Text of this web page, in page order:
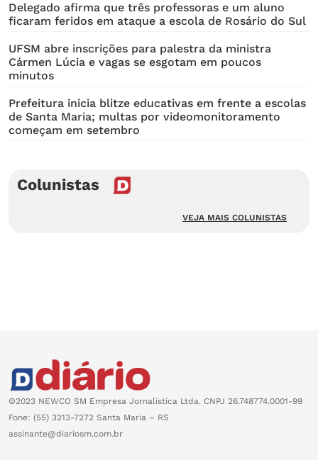
Delegado afirma que três professoras e um aluno
ficaram feridos em ataque a escola de Rosário do Sul
UFSM abre inscrições para palestra da ministra
Cármen Lúcia e vagas se esgotam em poucos
minutos
Prefeitura inicia blitze educativas em frente a escolas
de Santa Maria; multas por videomonitoramento
começam em setembro
Colunistas
VEJA MAIS COLUNISTAS
©2023 NEWCO SM Empresa Jornalística Ltda. CNPJ 26.748774.0001-99
Fone: (55) 3213-7272 Santa Maria – RS
assinante@diariosm.com.br